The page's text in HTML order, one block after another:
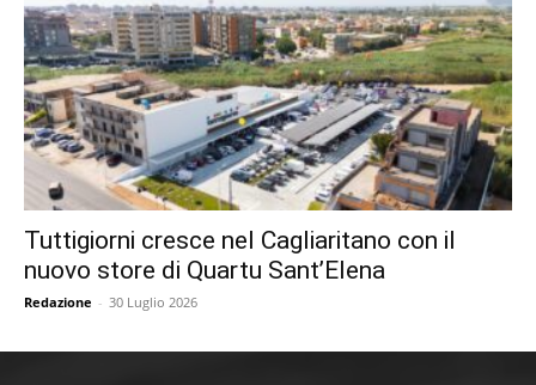
Tuttigiorni cresce nel Cagliaritano con il
nuovo store di Quartu Sant’Elena
Redazione - 30 Luglio 2026